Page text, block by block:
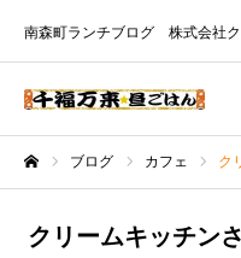
南森町ランチブログ 株式会社
ブログ カフェ ク
クリームキッチン